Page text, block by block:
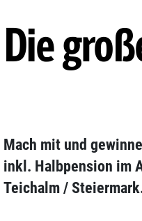
Die
Mach mit und
inkl. Halbpension im
Teichalm /